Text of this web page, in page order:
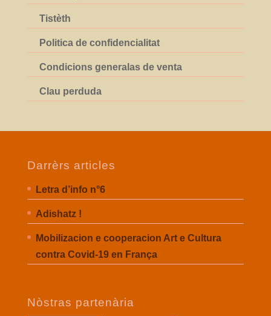
Tistèth
Politica de confidencialitat
Condicions generalas de venta
Clau perduda
Darrèrs articles
Letra d’info n°6
Adishatz !
Mobilizacion e cooperacion Art e Cultura
contra Covid-19 en França
Nòstras partenària